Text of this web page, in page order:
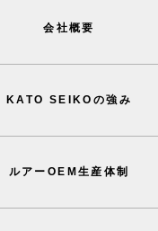
会社概要
KATO SEIKOの強み
ルアーOEM生産体制